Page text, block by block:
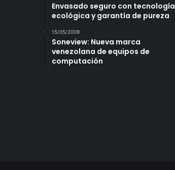
Envasado seguro con tecnología
ecológica y garantía de pureza
15/05/2009
Soneview: Nueva marca
venezolana de equipos de
computación